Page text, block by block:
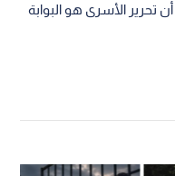
تحرير الأسرى هو البوابة